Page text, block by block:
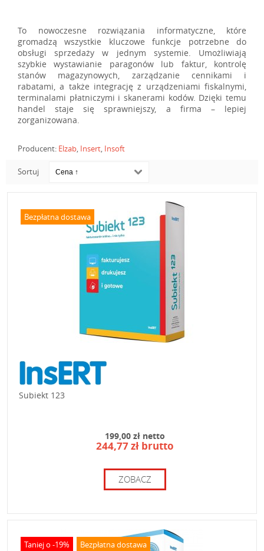
To nowoczesne rozwiązania informatyczne, które
gromadzą wszystkie kluczowe funkcje potrzebne do
obsługi sprzedaży w jednym systemie. Umożliwiają
szybkie wystawianie paragonów lub faktur, kontrolę
stanów magazynowych, zarządzanie cennikami i
rabatami, a także integrację z urządzeniami fiskalnymi,
terminalami płatniczymi i skanerami kodów. Dzięki temu
handel staje się sprawniejszy, a firma – lepiej
zorganizowana.
Producent: Elzab, Insert, Insoft
Sortuj
Bezpłatna dostawa
Subiekt 123
199,00 zł netto
244,77 zł brutto
ZOBACZ
Taniej o -19% Bezpłatna dostawa